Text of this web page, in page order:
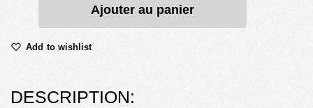
Ajouter au panier
Add to wishlist
DESCRIPTION: